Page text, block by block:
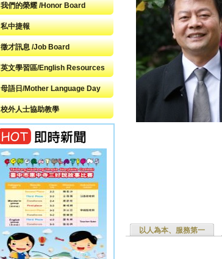
我們的榮耀 /Honor Board
私中捷報
徵才訊息 /Job Board
英文學習區/English Resources
母語日/Mother Language Day
校外人士協助教學
以人為本、服務第一